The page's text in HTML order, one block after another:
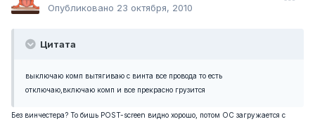
Опубликовано 23 октября, 2010
Цитата
выключаю комп вытягиваю с винта все провода то есть
отключаю,включаю комп и все прекрасно грузится
Без винчестера? То бишь POST-screen видно хорошо, потом ОС загружается с